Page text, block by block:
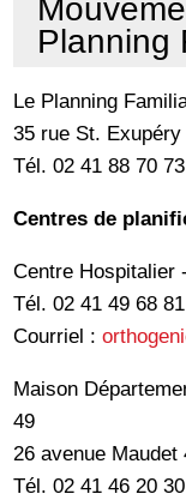
Planning
Le Planning
35 rue St. Exupéry
Tél. 02 41 88 70 73
Centres de
Centre Hospitalier
Tél. 02 41 49 68 81
Courriel :
Maison
49
26 avenue Maudet
Tél. 02 41 46 20 30